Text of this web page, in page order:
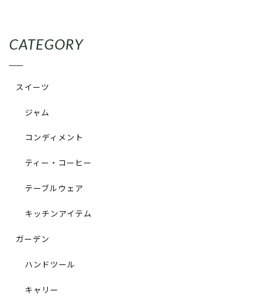
CATEGORY
スイーツ
ジャム
コンディメント
ティー・コーヒー
テーブルウェア
キッチンアイテム
ガーデン
ハンドツール
キャリー